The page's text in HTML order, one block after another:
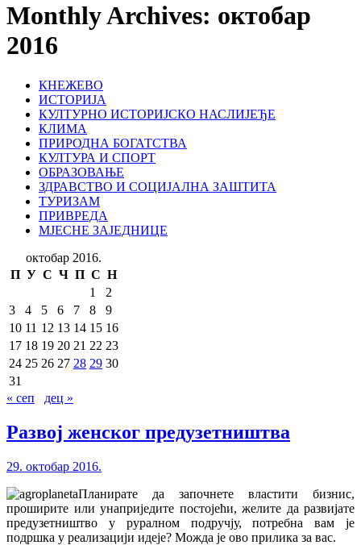
Monthly Archives: октобар
2016
КНЕЖЕВО
ИСТОРИЈА
КУЛТУРНО ИСТОРИЈСКО НАСЛИЈЕЂЕ
КЛИМА
ПРИРОДНА БОГАТСТВА
КУЛТУРА И СПОРТ
ОБРАЗОВАЊЕ
ЗДРАВСТВО И СОЦИЈАЛНА ЗАШТИТА
ТУРИЗАМ
ПРИВРЕДА
МЈЕСНЕ ЗАЈЕДНИЦЕ
октобар 2016.
П У С Ч П С Н
1
2
3
4 5 6 7 8
9
10 11 12 13 14 15 16
17 18 19 20 21 22 23
24 25 26 27 28 29 30
31
« сеп
дец »
Развој женског предузетништва
29. октобар 2016.
Планирате да започнете властити бизнис,
проширите или унаприједите постојећи, желите да развијате
предузетништво у руралном подручју, потребна вам је
подршка у реализацији идеје? Можда је ово прилика за вас.